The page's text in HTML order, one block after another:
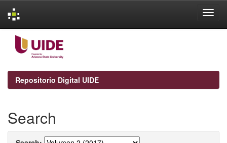
navigation
Repositorio Digital UIDE
Search